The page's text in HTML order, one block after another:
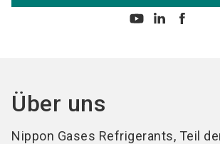
Über uns
Nippon Gases Refrigerants, Teil